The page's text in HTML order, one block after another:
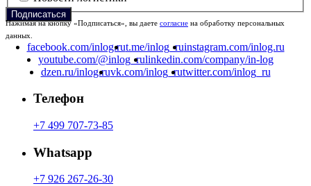
Нажимая на кнопку «Подписаться», вы даете согласие на обработку персональных
данных.
facebook.com/inlog.rut.me/inlog_ruinstagram.com/inlog.ru
youtube.com/@inlog_rulinkedin.com/company/in-log
dzen.ru/inlog.ruvk.com/inlog_rutwitter.com/inlog_ru
Телефон
+7 499 707-73-85
Whatsapp
+7 926 267-26-30